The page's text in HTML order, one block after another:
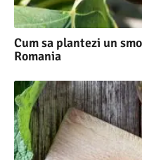
Cum sa plantezi un
Romania